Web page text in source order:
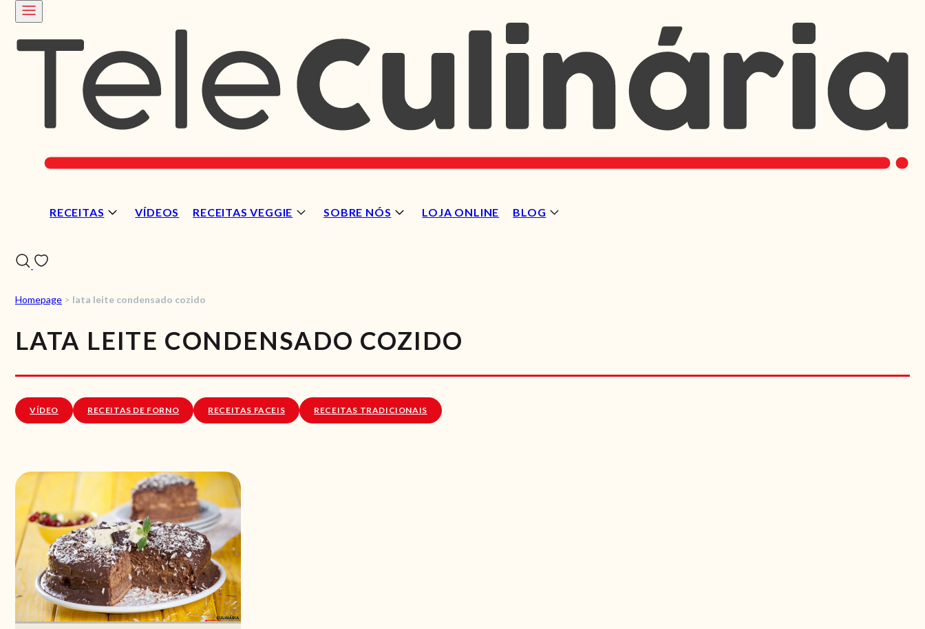
RECEITAS VÍDEOS RECEITAS VEGGIE SOBRE NÓS LOJA ONLINE BLOG
VÍDEOS
Homepage > lata leite condensado cozido
LATA LEITE CONDENSADO COZIDO
VÍDEO RECEITAS DE FORNO RECEITAS FACEIS RECEITAS TRADICIONAIS